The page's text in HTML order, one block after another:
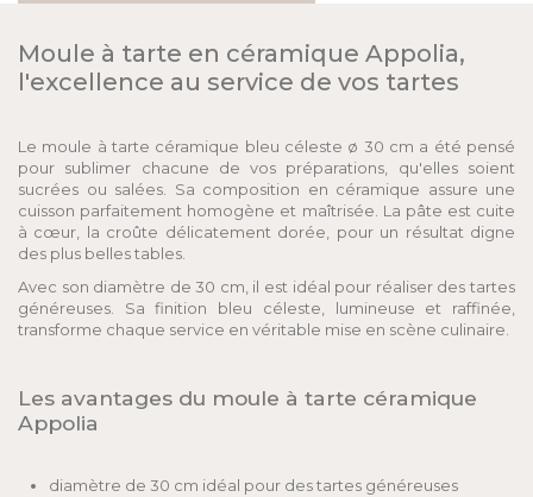
Moule à tarte en céramique Appolia,
l'excellence au service de vos tartes
Le moule à tarte céramique bleu céleste ø 30 cm a été pensé
pour sublimer chacune de vos préparations, qu'elles soient
sucrées ou salées. Sa composition en céramique assure une
cuisson parfaitement homogène et maîtrisée. La pâte est cuite
à cœur, la croûte délicatement dorée, pour un résultat digne
des plus belles tables.
Avec son diamètre de 30 cm, il est idéal pour réaliser des tartes
généreuses. Sa finition bleu céleste, lumineuse et raffinée,
transforme chaque service en véritable mise en scène culinaire.
Les avantages du moule à tarte céramique
Appolia
diamètre de 30 cm idéal pour des tartes généreuses